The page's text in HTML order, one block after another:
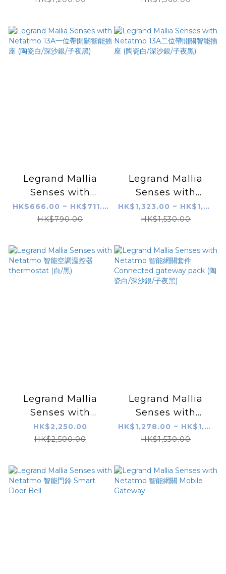
Legrand Mallia
Senses with
Netatmo 13A一位帶
開關智能插座 (陶瓷
HK$666.00 ~ HK$711.00
HK$790.00
Legrand Mallia
Senses with
Netatmo 13A二位帶
開關智能插座 (陶瓷
HK$1,323.00 ~ HK$1,377.00
HK$1,530.00
Legrand Mallia
Senses with
Netatmo 智能空調温
控器 thermostat
HK$2,250.00
HK$2,500.00
Legrand Mallia
Senses with
Netatmo 智能網關套
件 Connected
白/深沙銀/子夜黑)
HK$1,278.00 ~ HK$1,377.00
HK$1,530.00